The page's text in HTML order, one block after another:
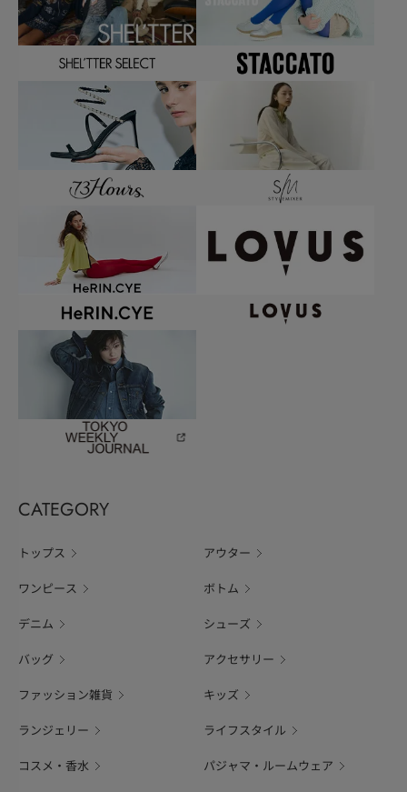
CATEGORY
トップス アウター
ワンピース ボトム
デニム シューズ
バッグ アクセサリー
ファッション雑貨 キッズ
ランジェリー ライフスタイル
コスメ・香水 パジャマ・ルームウェア